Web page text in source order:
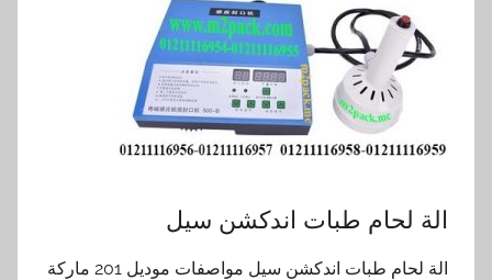
الة لحام طبات اندكشن سيل
الة لحام طبات اندكشن سيل مواصفات موديل 201 ماركة